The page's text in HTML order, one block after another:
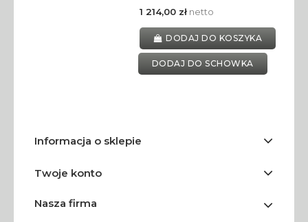
1 214,00 złnetto
DODAJ DO KOSZYKA
DODAJ DO SCHOWKA
Informacja o sklepie
Twoje konto
Nasza firma